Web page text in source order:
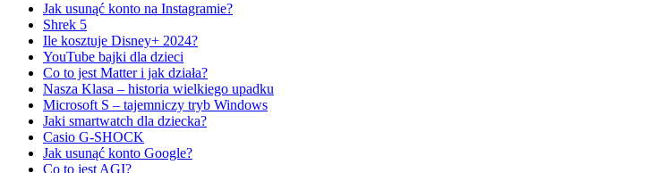
Jak usunąć konto na Instagramie?
Shrek 5
Ile kosztuje Disney+ 2024?
YouTube bajki dla dzieci
Co to jest Matter i jak działa?
Nasza Klasa – historia wielkiego upadku
Microsoft S – tajemniczy tryb Windows
Jaki smartwatch dla dziecka?
Casio G-SHOCK
Jak usunąć konto Google?
Co to jest AGI?